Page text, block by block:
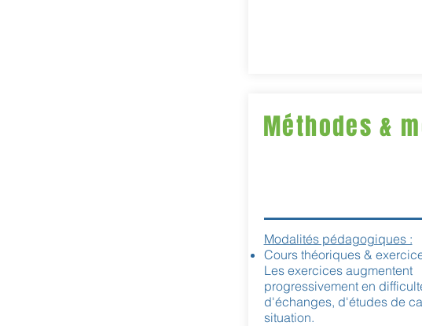
Méthodes &
Modalités pédagogiques :
Cours théoriques &
Les exercices augmentent
progressivement en
d'échanges, d'études de
situation.